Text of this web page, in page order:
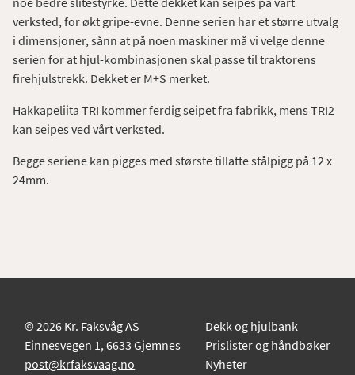
verksted, for økt gripe-evne. Denne serien har et større utvalg
i dimensjoner, sånn at på noen maskiner må vi velge denne
serien for at hjul-kombinasjonen skal passe til traktorens
firehjulstrekk. Dekket er M+S merket.
Hakkapeliita TRI kommer ferdig seipet fra fabrikk, mens TRI2
kan seipes ved vårt verksted.
Begge seriene kan pigges med største tillatte stålpigg på 12 x
24mm.
© 2026 Kr. Faksvåg AS
Einnesvegen 1, 6633 Gjemnes
post@krfaksvaag.no
Dekk og hjulbank
Prislister og håndbøker
Nyheter